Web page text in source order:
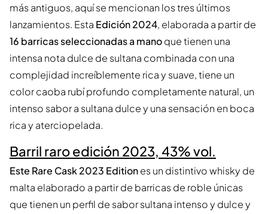
más antiguos, aquí se mencionan los tres últimos
lanzamientos. Esta Edición 2024, elaborada a partir de
16 barricas seleccionadas a manoque tienen una
intensa nota dulce de sultana combinada con una
complejidad increíblemente rica y suave, tiene un
color caoba rubí profundo completamente natural, un
intenso sabor a sultana dulce y una sensación en boca
rica y aterciopelada.
Barril raro edición 2023, 43% vol.
Este Rare Cask 2023 Editiones un distintivo whisky de
malta elaborado a partir de barricas de roble únicas
que tienen un perfil de sabor sultana intenso y dulce y